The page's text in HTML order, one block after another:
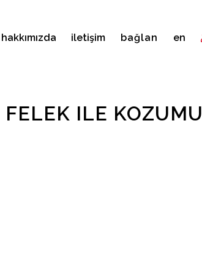
hakkımızda i̇letişim bağlan en
ILE KOZUMU